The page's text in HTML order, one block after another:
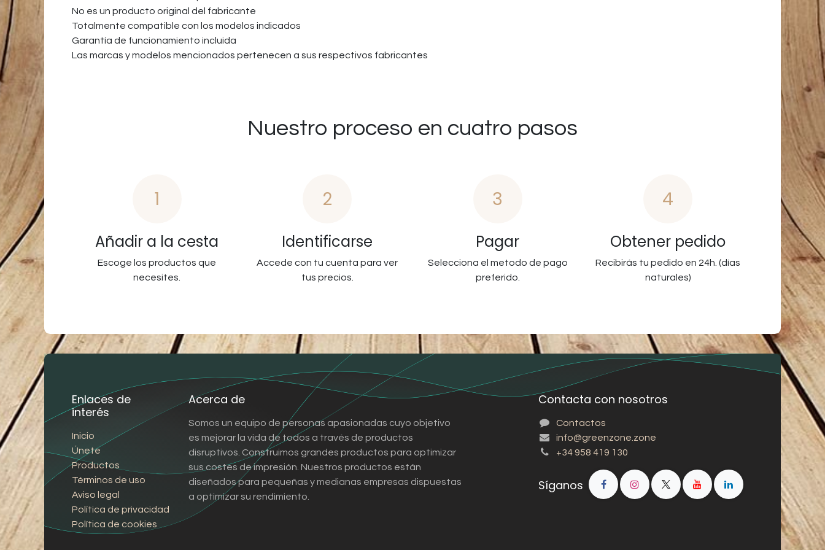
No es un producto original del fabricante
Totalmente compatible con los modelos indicados
Garantía de funcionamiento incluida
Las marcas y modelos mencionados pertenecen a sus respectivos fabricantes
Nuestro proceso en cuatro pasos
1
Añadir a la cesta
Escoge los productos que
necesites.
2
Identificarse
Accede con tu cuenta para ver
tus precios.
3
Pagar
Selecciona el metodo de pago
preferido.
4
Obtener pedido
Recibirás tu pedido en 24h. (días
naturales)
Enlaces de
interés
Inicio
Únete
Productos
Términos de uso
Aviso legal
Política de privacidad
Política de cookies
Acerca de
Somos un equipo de personas apasionadas cuyo objetivo
es mejorar la vida de todos a través de productos
disruptivos. Construimos grandes productos para optimizar
sus costes de impresión. Nuestros productos están
diseñados para pequeñas y medianas empresas dispuestas
a optimizar su rendimiento.
Contacta con nosotros
Contactos
info@greenzone.zone
+34 958 419 130
Síganos